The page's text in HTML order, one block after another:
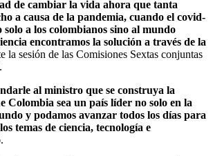
de cambiar la vida ahora que tanta
a causa de la pandemia, cuando el covid-
a los colombianos sino al mundo
encontramos la solución a través de la
la sesión de las Comisiones Sextas conjuntas
al ministro que se construya la
Colombia sea un país líder no solo en la
y podamos avanzar todos los días para
temas de ciencia, tecnología e